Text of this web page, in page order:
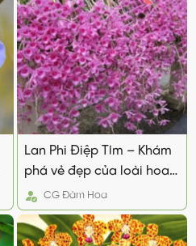
Lan Phi Điệp Tím – Khám
phá vẻ đẹp của loài hoa
lam kiêu sa
CG Đàm Hoa